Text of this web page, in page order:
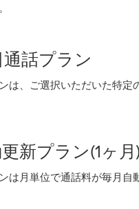
話プラン
は、ご選択いただいた特定
新プラン(1ヶ月)
は月単位で通話料が毎月自